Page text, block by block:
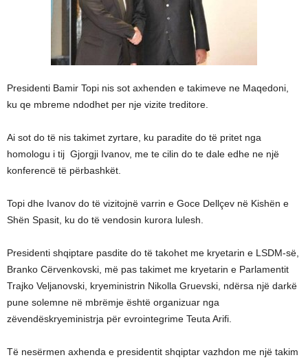
Presidenti Bamir Topi nis sot axhenden e takimeve ne Maqedoni,
ku qe mbreme ndodhet per nje vizite treditore.
Ai sot do të nis takimet zyrtare, ku paradite do të pritet nga
homologu i tij Gjorgji Ivanov, me te cilin do te dale edhe ne një
konferencë të përbashkët.
Topi dhe Ivanov do të vizitojnë varrin e Goce Dellçev në Kishën e
Shën Spasit, ku do të vendosin kurora lulesh.
Presidenti shqiptare pasdite do të takohet me kryetarin e LSDM-së,
Branko Cërvenkovski, më pas takimet me kryetarin e Parlamentit
Trajko Veljanovski, kryeministrin Nikolla Gruevski, ndërsa një darkë
pune solemne në mbrëmje është organizuar nga
zëvendëskryeministrja për evrointegrime Teuta Arifi.
Të nesërmen axhenda e presidentit shqiptar vazhdon me një takim